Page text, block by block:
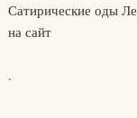
Сатирические оды
на сайт
.